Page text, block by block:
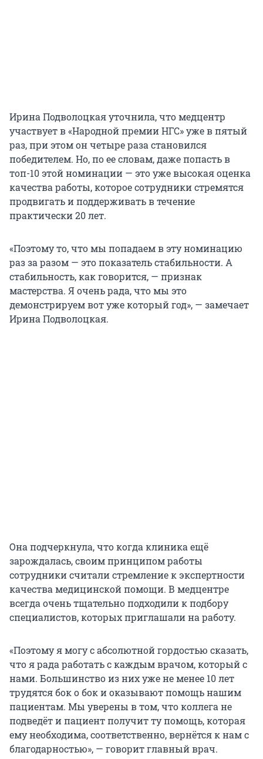
Ирина Подволоцкая уточнила, что медцентр
участвует в «Народной премии НГС» уже в пятый
раз, при этом он четыре раза становился
победителем. Но, по ее словам, даже попасть в
топ-10 этой номинации — это уже высокая оценка
качества работы, которое сотрудники стремятся
продвигать и поддерживать в течение
практически 20 лет.
«Поэтому то, что мы попадаем в эту номинацию
раз за разом — это показатель стабильности. А
стабильность, как говорится, — признак
мастерства. Я очень рада, что мы это
демонстрируем вот уже который год», — замечает
Ирина Подволоцкая.
Она подчеркнула, что когда клиника ещё
зарождалась, своим принципом работы
сотрудники считали стремление к экспертности
качества медицинской помощи. В медцентре
всегда очень тщательно подходили к подбору
специалистов, которых приглашали на работу.
«Поэтому я могу с абсолютной гордостью сказать,
что я рада работать с каждым врачом, который с
нами. Большинство из них уже не менее 10 лет
трудятся бок о бок и оказывают помощь нашим
пациентам. Мы уверены в том, что коллега не
подведёт и пациент получит ту помощь, которая
ему необходима, соответственно, вернётся к нам с
благодарностью», — говорит главный врач.